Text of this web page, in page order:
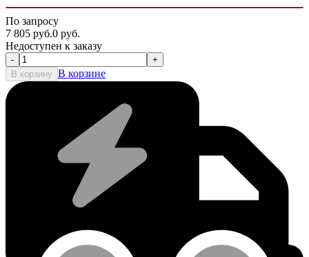
По запросу
7 805 руб.0 руб.
Недоступен к заказу
-
+
В корзину В корзине